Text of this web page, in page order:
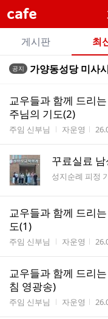
cafe
카
페
메
뉴
게시판 최
전
글
공지 가양동성당 미사
교우들과 함께 드리
주님의 기도(2)
게시판명
주임 신부님 작성자
자운영 작
꾸료실료
게시판명
성지순례 피정
교우들과 함께 드리
도(1)
게시판명
주임 신부님 작성자
자운영 작
교우들과 함께 드리
침 영광송)
게시판명
주임 신부님 작성자
자운영 작